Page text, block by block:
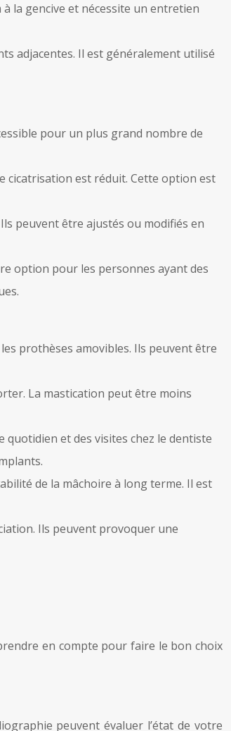
la gencive et nécessite un entretien
adjacentes. Il est généralement utilisé
pour un plus grand nombre de
cicatrisation est réduit. Cette option est
peuvent être ajustés ou modifiés en
option pour les personnes ayant des
prothèses amovibles. Ils peuvent être
La mastication peut être moins
et des visites chez le dentiste
de la mâchoire à long terme. Il est
Ils peuvent provoquer une
en compte pour faire le bon choix
peuvent évaluer l’état de votre